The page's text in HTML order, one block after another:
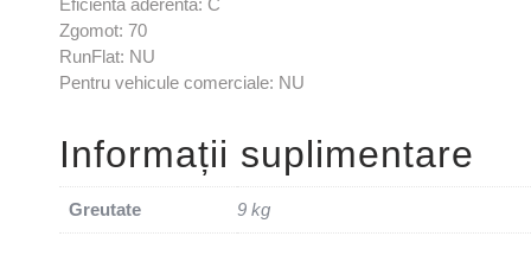
Zgomot: 70
RunFlat: NU
Pentru vehicule comerciale: NU
Informații suplimentare
Greutate 9 kg